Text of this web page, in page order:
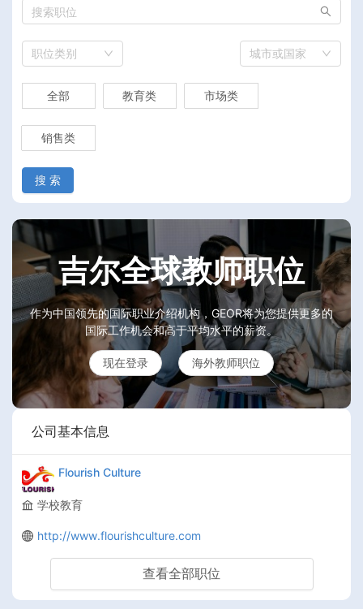
职位类别 城市或国家
全部 教育类 市场类
销售类
搜 索
吉尔全球教师职位
作为中国领先的国际职业介绍机构，GEOR将为您提供更多的
国际工作机会和高于平均水平的薪资。
现在登录 海外教师职位
公司基本信息
Flourish Culture
学校教育
http://www.flourishculture.com
查看全部职位